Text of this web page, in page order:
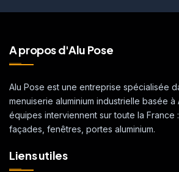
A propos d'Alu Pose
Alu Pose est une entreprise spécialisée
menuiserie aluminium industrielle basée
équipes interviennent sur toute la France
façades, fenêtres, portes aluminium.
Liens utiles